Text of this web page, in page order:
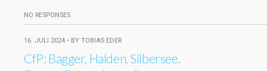
NO RESPONSES
16. JULI 2024 • BY TOBIAS EDER
CfP: Bagger, Halden, Silbersee.